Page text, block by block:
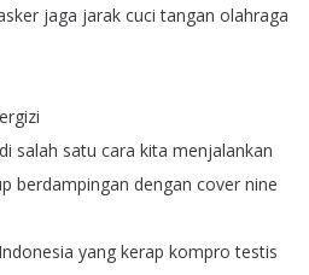
jaga jarak cuci tangan olahraga
salah satu cara kita menjalankan
berdampingan dengan cover nine
Indonesia yang kerap kompro testis